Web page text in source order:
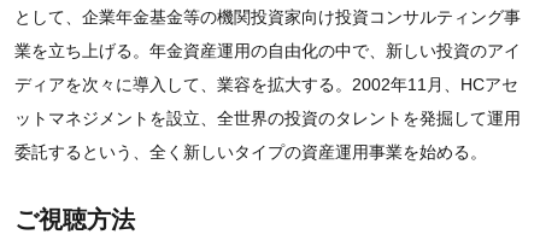
として、企業年金基金等の機関投資家向け投資コンサルティング事
業を立ち上げる。年金資産運用の自由化の中で、新しい投資のアイ
ディアを次々に導入して、業容を拡大する。2002年11月、HCアセ
ットマネジメントを設立、全世界の投資のタレントを発掘して運用
委託するという、全く新しいタイプの資産運用事業を始める。
ご視聴方法